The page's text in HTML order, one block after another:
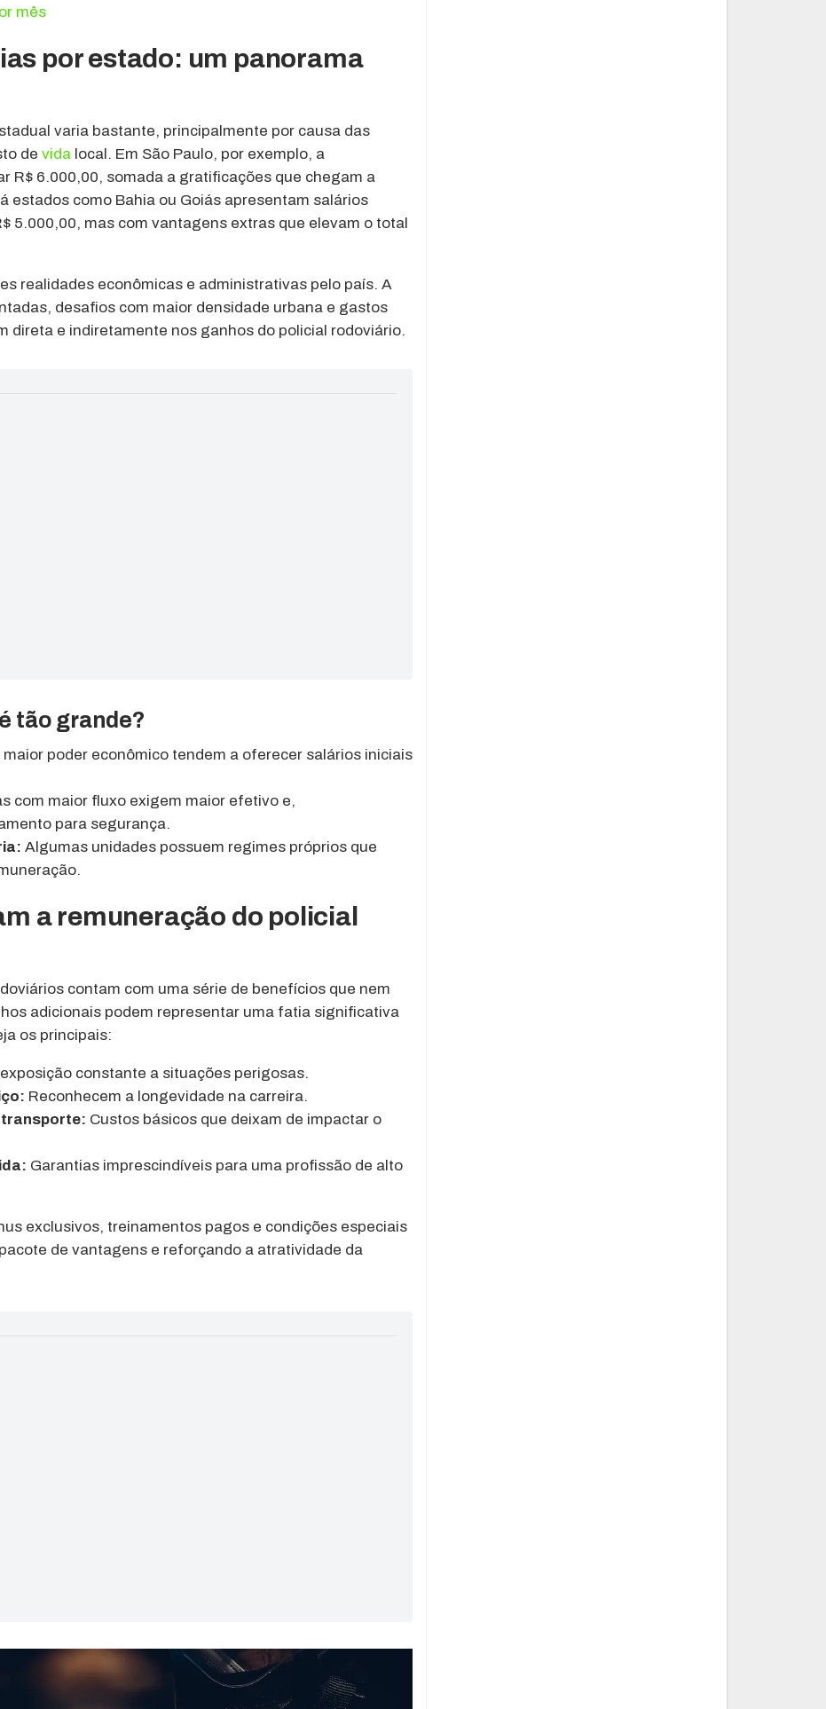
mês
por estado: um panorama
varia bastante, principalmente por causa das
de vida local. Em São Paulo, por exemplo, a
R$ 6.000,00, somada a gratificações que chegam a
estados como Bahia ou Goiás apresentam salários
5.000,00, mas com vantagens extras que elevam o total
realidades econômicas e administrativas pelo país. A
desafios com maior densidade urbana e gastos
direta e indiretamente nos ganhos do policial rodoviário.
tão grande?
maior poder econômico tendem a oferecer salários iniciais
com maior fluxo exigem maior efetivo e,
para segurança.
Algumas unidades possuem regimes próprios que
a remuneração do policial
contam com uma série de benefícios que nem
adicionais podem representar uma fatia significativa
os principais:
constante a situações perigosas.
Reconhecem a longevidade na carreira.
transporte: Custos básicos que deixam de impactar o
Garantias imprescindíveis para uma profissão de alto
exclusivos, treinamentos pagos e condições especiais
de vantagens e reforçando a atratividade da